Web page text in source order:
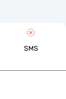
SMS